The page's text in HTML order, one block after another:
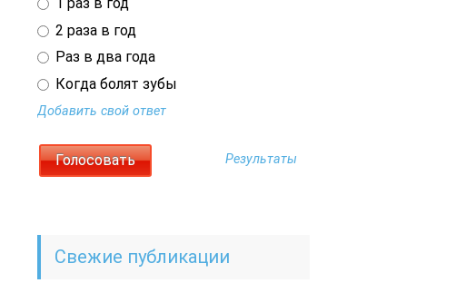
2 раза в год
Раз в два года
Когда болят зубы
Добавить свой ответ
Результаты
Свежие публикации